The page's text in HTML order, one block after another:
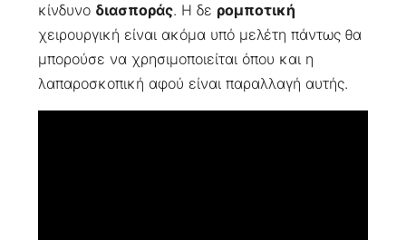
κίνδυνο διασποράς. Η δε ρομποτική
χειρουργική είναι ακόμα υπό μελέτη πάντως θα
μπορούσε να χρησιμοποιείται όπου και η
λαπαροσκοπική αφού είναι παραλλαγή αυτής.